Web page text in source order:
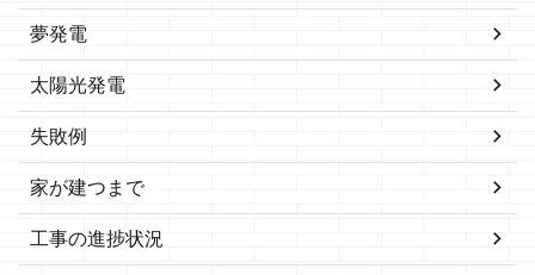
夢発電
太陽光発電
失敗例
家が建つまで
工事の進捗状況